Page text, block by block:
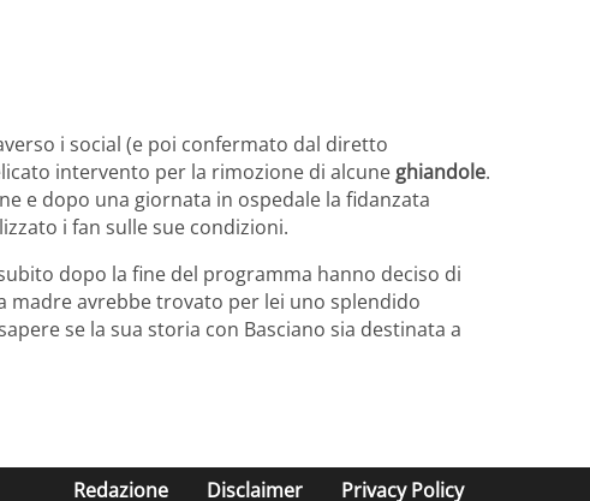
i social (e poi confermato dal diretto
intervento per la rimozione di alcune ghiandole.
e dopo una giornata in ospedale la fidanzata
i fan sulle sue condizioni.
dopo la fine del programma hanno deciso di
madre avrebbe trovato per lei uno splendido
se la sua storia con Basciano sia destinata a
Redazione Disclaimer Privacy Policy